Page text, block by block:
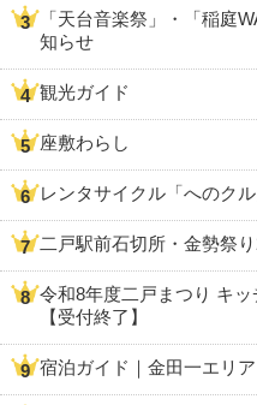
「天台音楽祭」・「稲庭
知らせ
観光ガイド
座敷わらし
レンタサイクル「へのク
二戸駅前石切所・金勢祭
令和8年度二戸まつり キ
【受付終了】
宿泊ガイド｜金田一エリア